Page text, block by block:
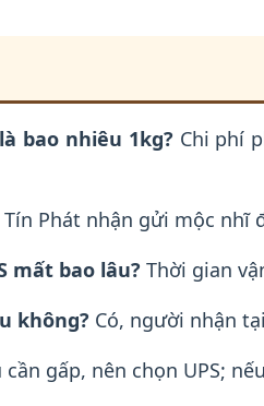
bao nhiêu 1kg? Chi phí
Tín Phát nhận gửi mộc nhĩ
mất bao lâu? Thời gian
không? Có, người nhận
cần gấp, nên chọn UPS;